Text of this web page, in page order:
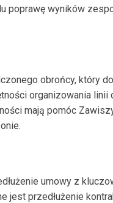
poprawę wyników
obrońcy, który
organizowania linii
mają pomóc
umowy z
jest przedłużenie